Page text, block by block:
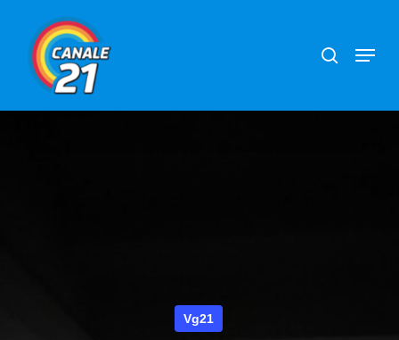
main
content
Menu
Vg21